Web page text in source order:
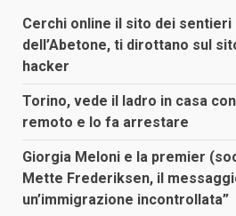
Cerchi online il sito dei sentieri
dell’Abetone, ti dirottano sul
hacker
Torino, vede il ladro in casa
remoto e lo fa arrestare
Giorgia Meloni e la premier
Mette Frederiksen, il
un’immigrazione incontrollata”